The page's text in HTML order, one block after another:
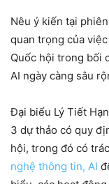
Nêu ý kiến tại
quan trọng của
Quốc hội trong bối
AI ngày càng sâu
Đại biểu Lý Tiết
3 dự thảo có quy
hội, trong đó có
nghệ thông tin, AI